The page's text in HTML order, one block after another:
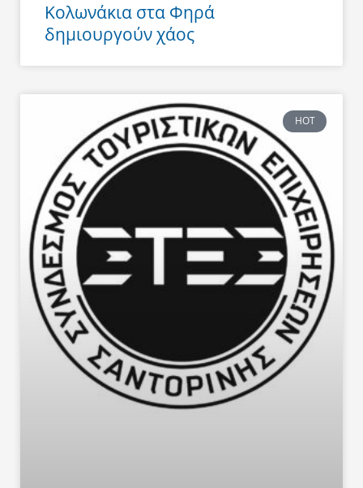
Κολωνάκια στα Φηρά
δημιουργούν χάος
HOT